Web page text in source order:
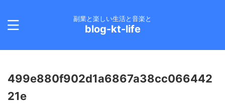
副業と楽しい生活と音楽と
blog-kt-life
499e880f902d1a6867a38cc066442
21e